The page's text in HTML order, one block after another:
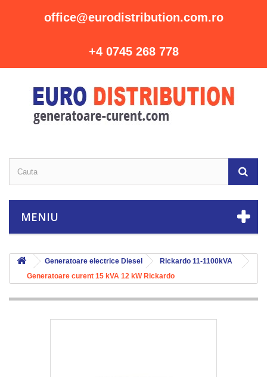
office@eurodistribution.com.ro
+4 0745 268 778
MENIU
Generatoare electrice Diesel
Rickardo 11-1100kVA
Generatoare curent 15 kVA 12 kW Rickardo